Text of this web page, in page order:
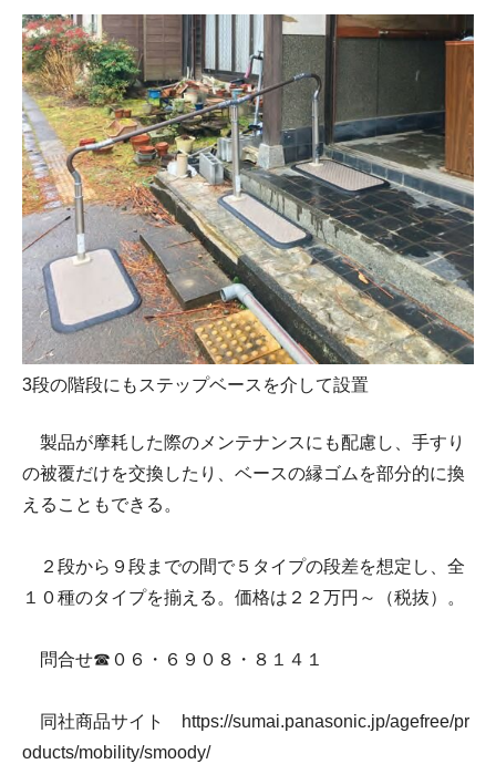
3段の階段にもステップベースを介して設置
製品が摩耗した際のメンテナンスにも配慮し、手すり
の被覆だけを交換したり、ベースの縁ゴムを部分的に換
えることもできる。
２段から９段までの間で５タイプの段差を想定し、全
１０種のタイプを揃える。価格は２２万円～（税抜）。
問合せ☎０６・６９０８・８１４１
同社商品サイト
https://sumai.panasonic.jp/agefree/pr
oducts/mobility/smoody/